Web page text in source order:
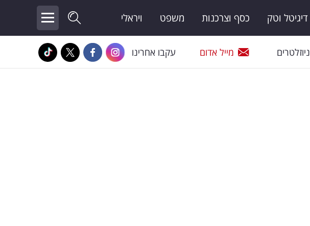
דיגיטל וטק כסף וצרכנות משפט ויראלי
ניוזלטרים מייל אדום עקבו אחרינו